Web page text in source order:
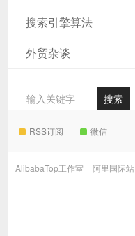
搜索引擎算法
外贸杂谈
RSS订阅 微信
AlibabaTop工作室 | 阿里国际站